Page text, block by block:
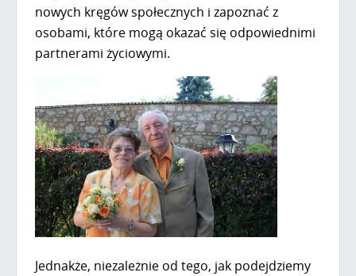
nowych kręgów społecznych i zapoznać z
osobami, które mogą okazać się odpowiednimi
partnerami życiowymi.
Jednakże, niezależnie od tego, jak podejdziemy